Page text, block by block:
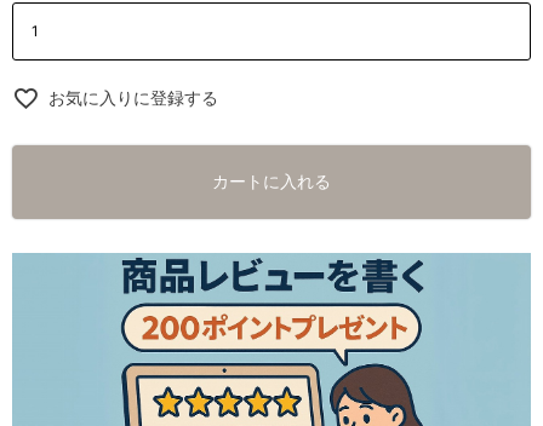
お気に入りに登録する
カートに入れる